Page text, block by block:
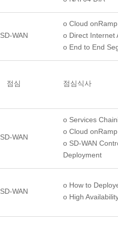
SD-WAN
o Cloud
o Direct Internet
o End to End
점심 점심식사
SD-WAN
o Services
o Cloud
o SD-WAN
Deployment
SD-WAN
o How to
o High